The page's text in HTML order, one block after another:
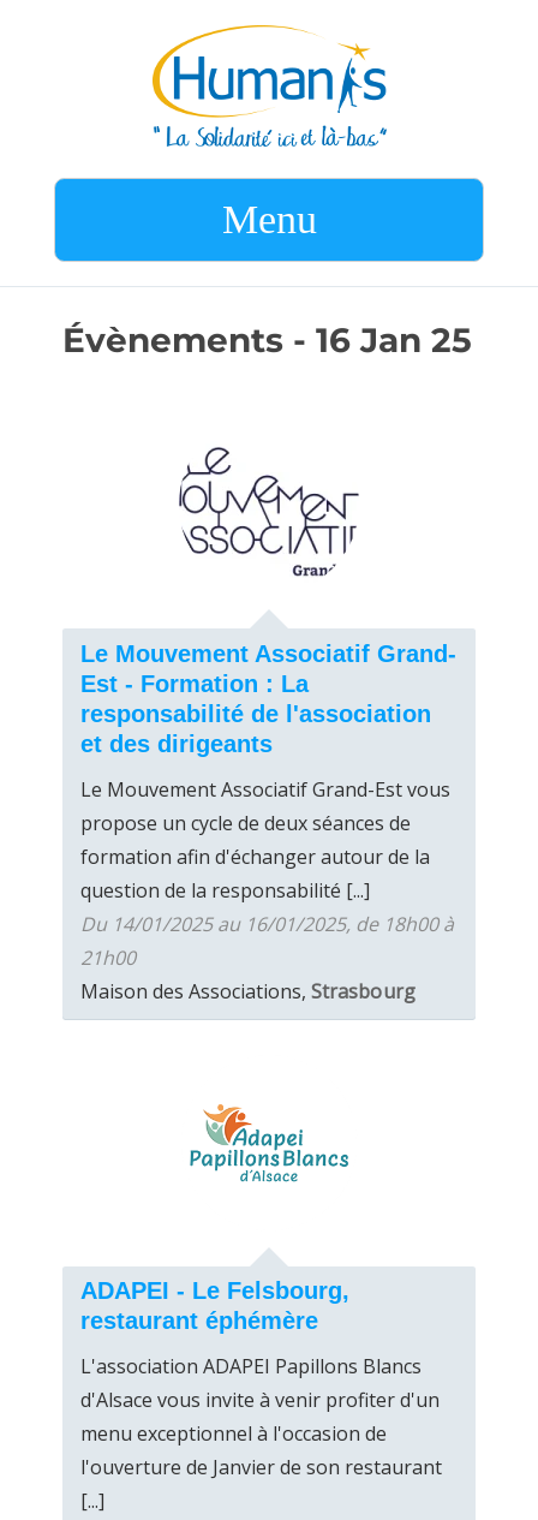
Menu
Évènements - 16 Jan 25
Le Mouvement Associatif Grand-
Est - Formation : La
responsabilité de l'association
et des dirigeants
Le Mouvement Associatif Grand-Est vous
propose un cycle de deux séances de
formation afin d'échanger autour de la
question de la responsabilité [...]
Du 14/01/2025 au 16/01/2025, de 18h00 à
21h00
Maison des Associations, Strasbourg
ADAPEI - Le Felsbourg,
restaurant éphémère
L'association ADAPEI Papillons Blancs
d'Alsace vous invite à venir profiter d'un
menu exceptionnel à l'occasion de
l'ouverture de Janvier de son restaurant
[...]